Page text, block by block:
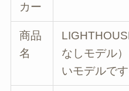
カー
商品
名
なしモデル
いモデルです